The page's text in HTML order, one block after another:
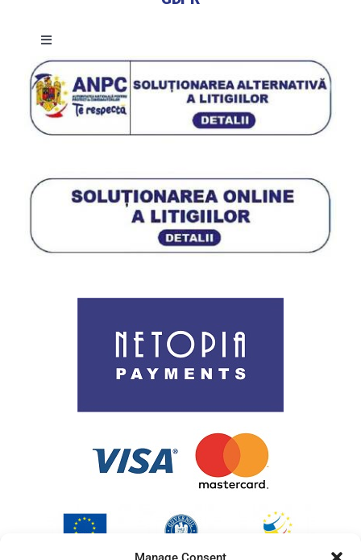
Toggle
Navigation
Termeni si conditii de utilizare a serviciilor
Termeni si conditii de utilizare a site-ului
Procedura de utilizare a datelor personale
Politica de utilizare cookies